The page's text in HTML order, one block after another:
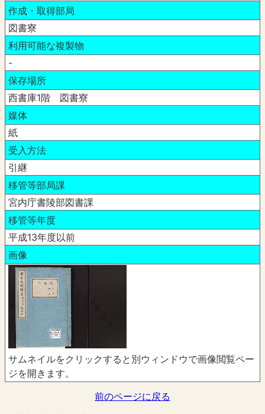
作成・取得部局
図書寮
利用可能な複製物
-
保存場所
西書庫1階 図書寮
媒体
紙
受入方法
引継
移管等部局課
宮内庁書陵部図書課
移管等年度
平成13年度以前
画像
サムネイルをクリックすると別ウィンドウで画像閲覧ペー
ジを開きます。
前のページに戻る